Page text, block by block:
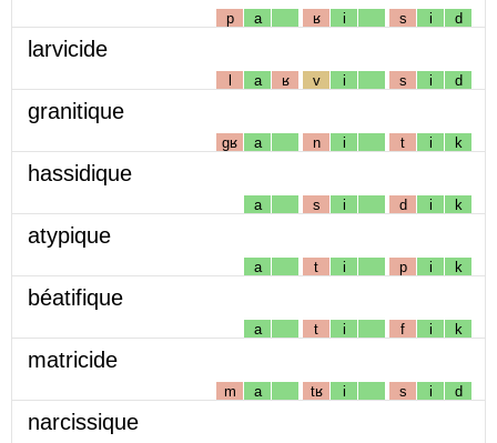
p a ʁ i s i d
larvicide
l a ʁ v i s i d
granitique
gʁ a n i t i k
hassidique
a s i d i k
atypique
a t i p i k
béatifique
a t i f i k
matricide
m a tʁ i s i d
narcissique